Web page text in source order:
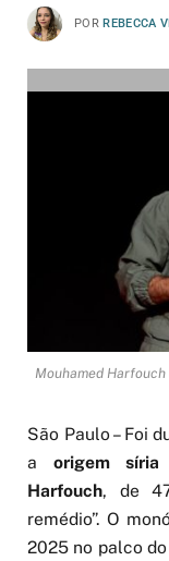
POR REBECCA
Mouhamed
São Paulo – Foi
a origem síria
Harfouch, de
remédio”. O
2025 no palco do